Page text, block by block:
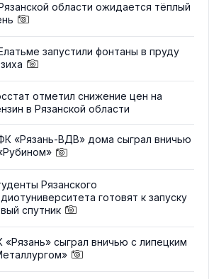
области ожидается тёплый
запустили фонтаны в пруду
отметил снижение цен на
в Рязанской области
«Рязань-ВДВ» дома сыграл вничью
Рязанского
готовят к запуску
спутник
«Рязань» сыграл вничью с липецким